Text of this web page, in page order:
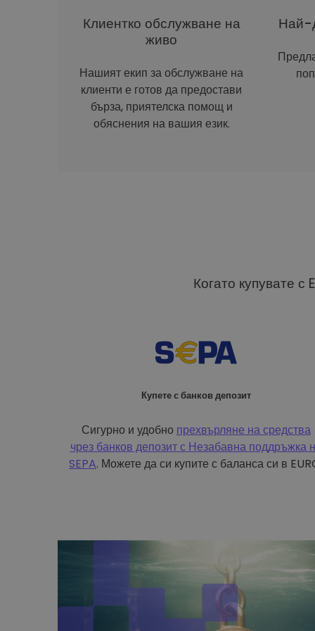
Клиентко обслужване на
живо
Нашият екип за обслужване на
клиенти е готов да предостави
бърза, приятелска помощ и
обяснения на вашия език.
Най-
Когато купувате
Купете с банков депозит
Сигурно и удобно прехвърляне на средства
чрез банков депозит с Незабавна поддръжка
SEPA. Можете да си купите с баланса си в